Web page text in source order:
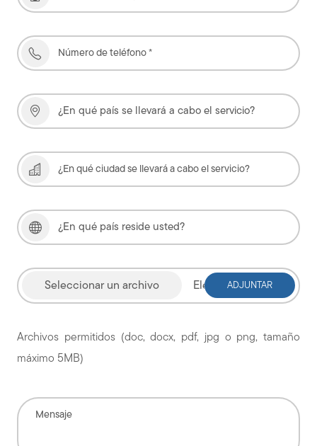
Elegir archivo
Archivos permitidos (doc, docx, pdf, jpg o png, tamaño
máximo 5MB)